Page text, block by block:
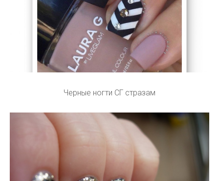
Черные ногти СГ стразам